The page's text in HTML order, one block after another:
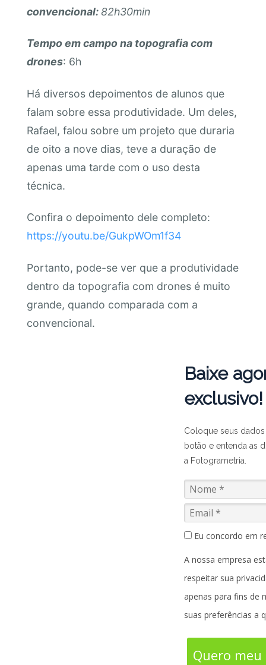
convencional: 82h30min
Tempo em campo na topografia com
drones: 6h
Há diversos depoimentos de alunos que
falam sobre essa produtividade. Um deles,
Rafael, falou sobre um projeto que duraria
de oito a nove dias, teve a duração de
apenas uma tarde com o uso desta
técnica.
Confira o depoimento dele completo:
https://youtu.be/GukpWOm1f34
Portanto, pode-se ver que a produtividade
dentro da topografia com drones é muito
grande, quando comparada com a
convencional.
Baixe
exclusivo!
Coloque seus
botão e entenda as
a Fotogrametria.
Eu concordo em
A nossa empresa
respeitar sua
apenas para fins de
suas preferências a
Quero